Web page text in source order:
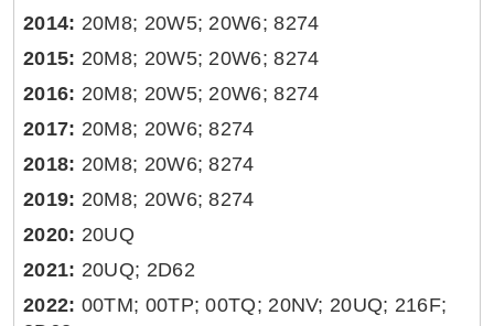
2014: 20M8; 20W5; 20W6; 8274
2015: 20M8; 20W5; 20W6; 8274
2016: 20M8; 20W5; 20W6; 8274
2017: 20M8; 20W6; 8274
2018: 20M8; 20W6; 8274
2019: 20M8; 20W6; 8274
2020: 20UQ
2021: 20UQ; 2D62
2022: 00TM; 00TP; 00TQ; 20NV; 20UQ; 216F;